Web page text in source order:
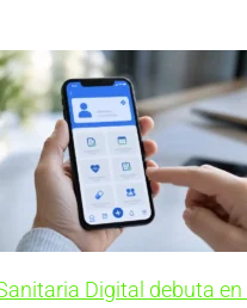
Digital debuta en